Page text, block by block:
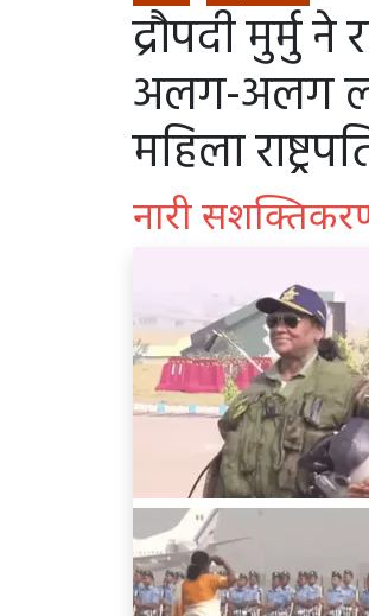
द्रौपदी मुर्मु
अलग-अलग
महिला
नारी